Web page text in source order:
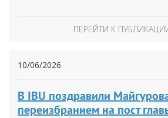
ПЕРЕЙТИ К
10/06/2026
В IBU поздравили
переизбранием на пост